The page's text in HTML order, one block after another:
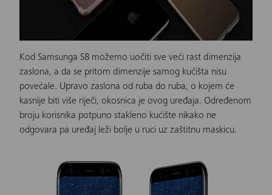
Kod Samsunga S8 možemo uočiti sve veći rast dimenzija
zaslona, a da se pritom dimenzije samog kućišta nisu
povećale. Upravo zaslona od ruba do ruba, o kojem će
kasnije biti više riječi, okosnica je ovog uređaja. Određenom
broju korisnika potpuno stakleno kućište nikako ne
odgovara pa uređaj leži bolje u ruci uz zaštitnu maskicu.